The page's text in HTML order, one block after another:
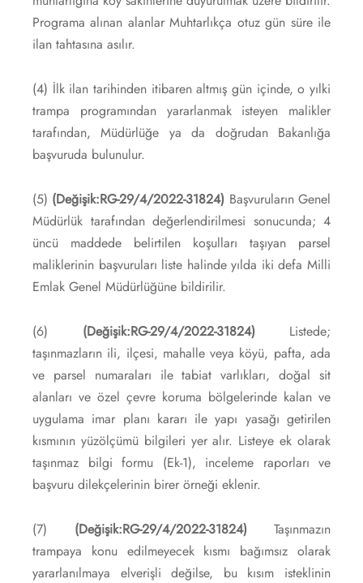
Programa alınan alanlar Muhtarlıkça otuz gün süre ile
ilan tahtasına asılır.
(4) İlk ilan tarihinden itibaren altmış gün içinde, o yılki
trampa programından yararlanmak isteyen malikler
tarafından, Müdürlüğe ya da doğrudan Bakanlığa
başvuruda bulunulur.
(5) (Değişik:RG-29/4/2022-31824) Başvuruların Genel
Müdürlük tarafından değerlendirilmesi sonucunda; 4
üncü maddede belirtilen koşulları taşıyan parsel
maliklerinin başvuruları liste halinde yılda iki defa Milli
Emlak Genel Müdürlüğüne bildirilir.
(6) (Değişik:RG-29/4/2022-31824) Listede;
taşınmazların ili, ilçesi, mahalle veya köyü, pafta, ada
ve parsel numaraları ile tabiat varlıkları, doğal sit
alanları ve özel çevre koruma bölgelerinde kalan ve
uygulama imar planı kararı ile yapı yasağı getirilen
kısmının yüzölçümü bilgileri yer alır. Listeye ek olarak
taşınmaz bilgi formu (Ek-1), inceleme raporları ve
başvuru dilekçelerinin birer örneği eklenir.
(7) (Değişik:RG-29/4/2022-31824) Taşınmazın
trampaya konu edilmeyecek kısmı bağımsız olarak
yararlanılmaya elverişli değilse, bu kısım isteklinin